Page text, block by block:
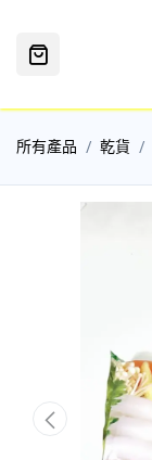
所有產品 乾貨